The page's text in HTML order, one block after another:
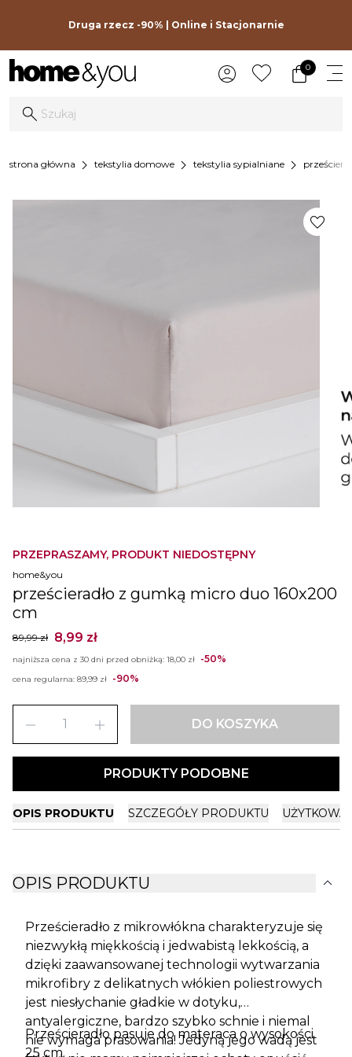
Druga rzecz -90% | Online i Stacjonarnie
0
strona główna chevron_right tekstylia domowe chevron_right tekstylia sypialniane chevron_right
PRZEPRASZAMY, PRODUKT NIEDOSTĘPNY
home&you
prześcieradło z gumką micro duo 160x200
cm
89,99 zł 8,99 zł
najniższa cena z 30 dni przed obniżką: 18,00 zł -50%
cena regularna: 89,99 zł -90%
remove add DO KOSZYKA
PRODUKTY PODOBNE
favorite
OPIS PRODUKTU SZCZEGÓŁY PRODUKTU
OPIS PRODUKTU expand_more
Prześcieradło z mikrowłókna charakteryzuje się
niezwykłą miękkością i jedwabistą lekkością, a
dzięki zaawansowanej technologii wytwarzania
mikrofibry z delikatnych włókien poliestrowych
jest niesłychanie gładkie w dotyku,
antyalergiczne, bardzo szybko schnie i niemal
nie wymaga prasowania! Jedyną jego wadą jest
Prześcieradło pasuje do materaca o wysokości
25 cm.